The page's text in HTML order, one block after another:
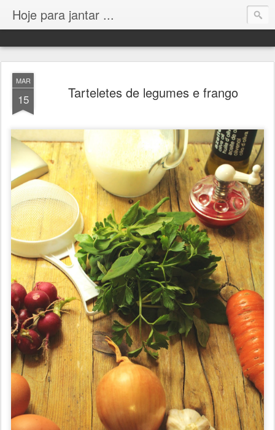
Hoje para jantar ...
MAR
15 Tarteletes de legumes e frango